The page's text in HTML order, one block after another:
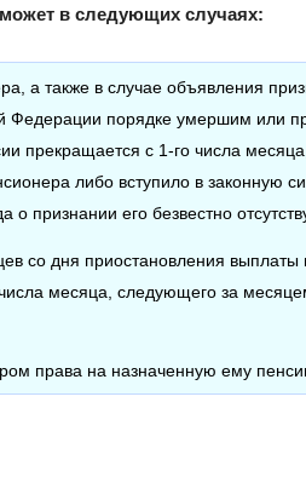
в следующих случаях:
а также в случае объявления
Федерации порядке умершим или
прекращается с 1-го числа
либо вступило в законную
признании его безвестно
со дня приостановления
месяца, следующего за
права на назначенную ему